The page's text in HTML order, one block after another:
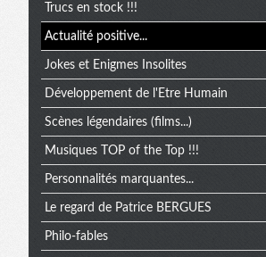
Trucs en stock !!!
Actualité positive...
Jokes et Enigmes Insolites
Développement de l'Etre Humain
Scènes légendaires (films...)
Musiques TOP of the Top !!!
Personnalités marquantes...
Le regard de Patrice BERGUES
Philo-fables